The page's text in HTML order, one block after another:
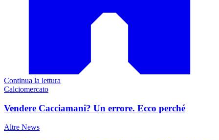
Continua la lettura
Calciomercato
Vendere Cacciamani? Un errore. Ecco perché
Altre News